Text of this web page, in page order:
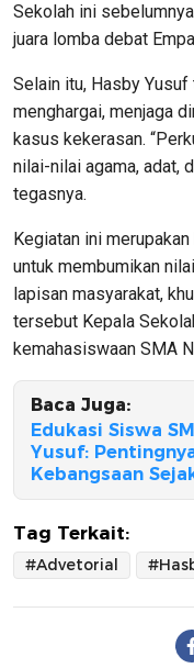
Sekolah ini
juara lomba debat
Selain itu, Hasby
menghargai, menjaga
kasus kekerasan.
nilai-nilai agama, adat,
tegasnya.
Kegiatan ini
untuk membumikan
lapisan masyarakat,
tersebut Kepala
kemahasiswaan SMA
Baca Juga:
Edukasi Siswa
Yusuf:
Kebangsaan
Tag Terkait:
#Advetorial